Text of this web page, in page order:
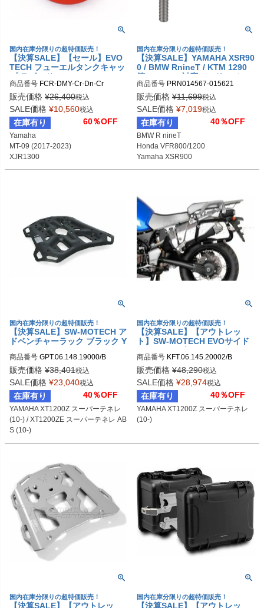
国内在庫分限りの超特価販売！
【決算SALE】【セール】EVO
TECH フューエルタンクキャッ
プ ラピッド DUCATI/MV AGUS
TA/YAMAHA
商品番号 FCR-DMY-Cr-Dn-Cr
販売価格 ¥26,400税込
SALE価格 ¥10,560税込
在庫有り 60％OFF
Yamaha
MT-09 (2017-2023)
XJR1300
国内在庫分限りの超特価販売！
【決算SALE】YAMAHA XSR90
0 / BMW RnineT / KTM 1290
等 TomTom対応ハンドルバー
クランプ装着型ナビマウント E
votech Performance
商品番号 PRN014567-015621
PRN014567-015621-01
PRN014567-015621-02
PRN014567-015621-03
PRN014567-015621-04
PRN014567-015621-05
PRN014567-015621-06
PRN014567-015621-07
PRN014567-015621-08
PRN014567-015621-11
PRN014567-015621-12
PRN014567-015621-13
PRN014567-015621-14
PRN014567-015621-15
販売価格 ¥11,699税込
SALE価格 ¥7,019税込
在庫有り 40％OFF
BMW R nineT
Honda VFR800/1200
Yamaha XSR900
Svartpilen 401
国内在庫分限りの超特価販売！
【決算SALE】SW-MOTECH ア
ドベンチャーラック ブラック Y
ネレ (10-) / XT1200ZE スーパ
ーテネレ ABS (10-) | GPT.06.1
48.19000/B
商品番号 GPT.06.148.19000/B
sw_GPT_06_148_19000B
販売価格 ¥38,401税込
SALE価格 ¥23,040税込
在庫有り 40％OFF
YAMAHA XT1200Z スーパーテネレ
(10-) / XT1200ZE スーパーテネレ AB
S (10-)
国内在庫分限りの超特価販売！
【決算SALE】【アウトレッ
ト】SW-MOTECH EVOサイド
00Z スーパーテネレ (10-)
商品番号 KFT.06.145.20002/B
sw_KFT_06_145_20002B
販売価格 ¥48,290税込
SALE価格 ¥28,974税込
在庫有り 40％OFF
YAMAHA XT1200Z スーパーテネレ
(10-)
国内在庫分限りの超特価販売！
【決算SALE】【アウトレッ
国内在庫分限りの超特価販売！
【決算SALE】【アウトレッ